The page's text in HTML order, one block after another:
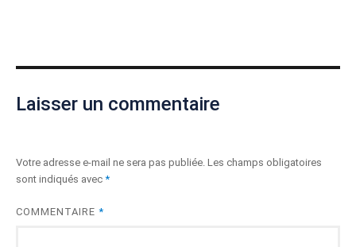
Laisser un commentaire
Votre adresse e-mail ne sera pas publiée. Les champs obligatoires
sont indiqués avec *
COMMENTAIRE *